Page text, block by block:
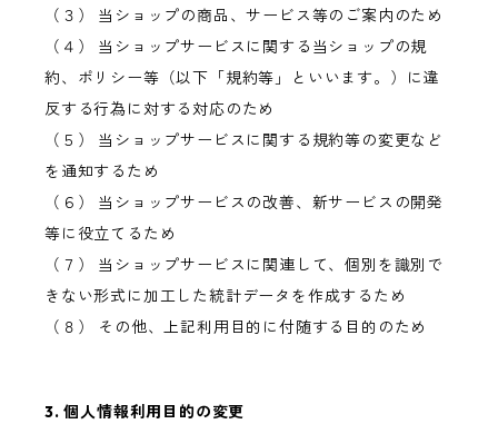
（３） 当ショップの商品、サービス等のご案内のため
（４） 当ショップサービスに関する当ショップの規
約、ポリシー等（以下「規約等」といいます。）に違
反する行為に対する対応のため
（５） 当ショップサービスに関する規約等の変更など
を通知するため
（６） 当ショップサービスの改善、新サービスの開発
等に役立てるため
（７） 当ショップサービスに関連して、個別を識別で
きない形式に加工した統計データを作成するため
（８） その他、上記利用目的に付随する目的のため
3. 個人情報利用目的の変更